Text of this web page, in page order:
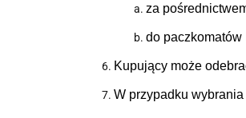
za
do paczkomatów
Kupujący może
W przypadku